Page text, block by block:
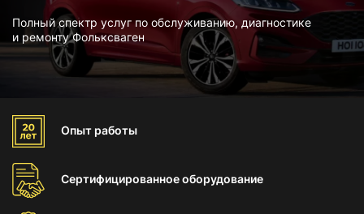
Полный спектр услуг по обслуживанию, диагностике
и ремонту Фольксваген
Опыт работы
Сертифицированноеоборудование